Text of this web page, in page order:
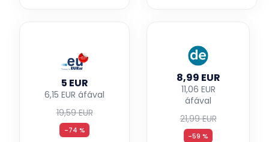
5 EUR
6,15 EUR áfával
19,59 EUR
-74 %
8,99 EUR
11,06 EUR
áfával
21,99 EUR
-59 %